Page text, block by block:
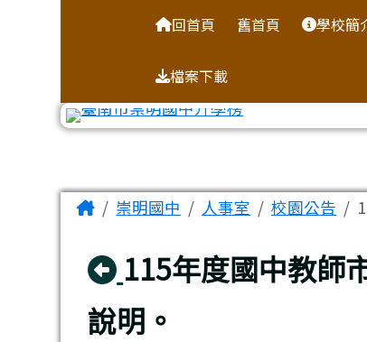
台南市崇明國中全球
回首頁 舊首頁 學校簡
檔案下載
主內容區域
Home崇明國中 人事室 校園公告
回上頁
115年度國中教師
說明。
頁尾區域